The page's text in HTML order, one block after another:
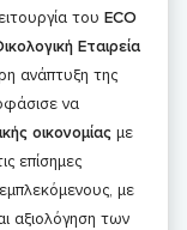
του ECO
Εταιρεία
ανάπτυξη της
να
οικονομίας με
επίσημες
με
αξιολόγηση των